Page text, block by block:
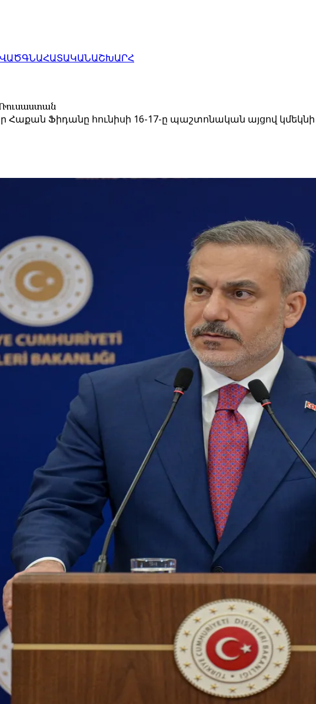
ԳՆԱՀԱՏԱԿԱՆԱՇԽԱՐՀ
Ռուսաստան
Ֆիդանը հունիսի 16-17-ը պաշտոնական այցով